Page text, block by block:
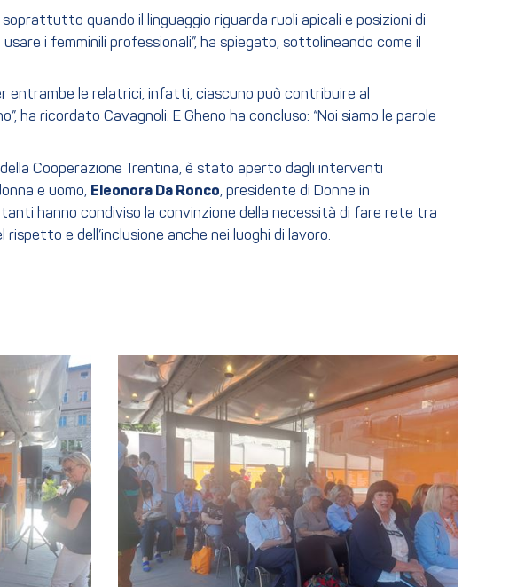
quando il linguaggio riguarda ruoli apicali e posizioni di
i femminili professionali”, ha spiegato, sottolineando come il
le relatrici, infatti, ciascuno può contribuire al
ha ricordato Cavagnoli. E Gheno ha concluso: “Noi siamo le parole
Cooperazione Trentina, è stato aperto dagli interventi
e uomo, Eleonora Da Ronco, presidente di Donne in
hanno condiviso la convinzione della necessità di fare rete tra
e dell’inclusione anche nei luoghi di lavoro.